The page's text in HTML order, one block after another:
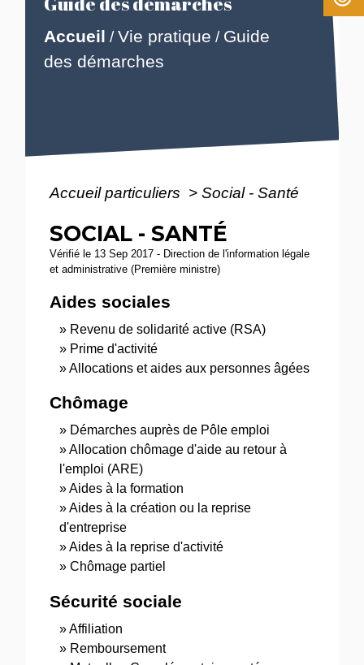
Accueil /Vie pratique / Guide
des démarches
Accueil particuliers > Social - Santé
SOCIAL - SANTÉ
Vérifié le 13 Sep 2017 - Direction de l'information légale
et administrative (Première ministre)
Aides sociales
Revenu de solidarité active (RSA)
Prime d'activité
Allocations et aides aux personnes âgées
Chômage
Démarches auprès de Pôle emploi
Allocation chômage d'aide au retour à
l'emploi (ARE)
Aides à la formation
Aides à la création ou la reprise
d'entreprise
Aides à la reprise d'activité
Chômage partiel
Sécurité sociale
Affiliation
Remboursement